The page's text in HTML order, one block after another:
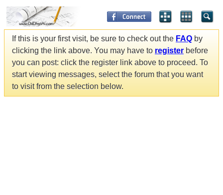
If this is your first visit, be sure to check out the FAQ by
clicking the link above. You may have to register before
you can post: click the register link above to proceed. To
start viewing messages, select the forum that you want
to visit from the selection below.